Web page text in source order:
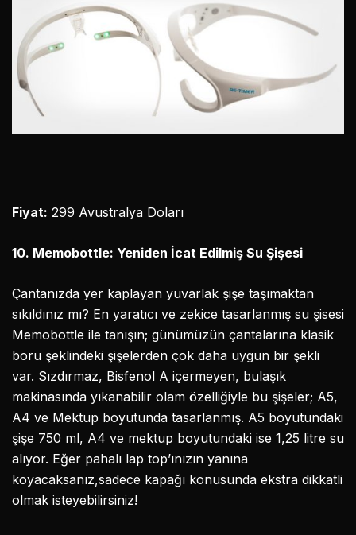
Fiyat: 299 Avustralya Doları
10. Memobottle: Yeniden İcat Edilmiş Su Şişesi
Çantanızda yer kaplayan yuvarlak şişe taşımaktan
sıkıldınız mı? En yaratıcı ve zekice tasarlanmış su şisesi
Memobottle ile tanışın; günümüzün çantalarına klasik
boru şeklindeki şişelerden çok daha uygun bir şekli
var. Sızdırmaz, Bisfenol A içermeyen, bulaşık
makinasında yıkanabilir olam özelliğiyle bu şişeler; A5,
A4 ve Mektup boyutunda tasarlanmış. A5 boyutundaki
şişe 750 ml, A4 ve mektup boyutundaki ise 1,25 litre su
alıyor. Eğer pahalı lap top’ınızın yanına
koyacaksanız,sadece kapağı konusunda ekstra dikkatli
olmak isteyebilirsiniz!